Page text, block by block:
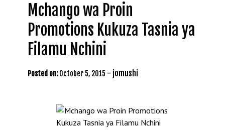
Mchango wa Proin
Promotions Kukuza Tasnia ya
Filamu Nchini
Posted on: October 5, 2015 - jomushi